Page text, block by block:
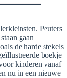
Peuters
gaan
de harde stekels
boekje
kinderen vanaf
nu in een nieuwe